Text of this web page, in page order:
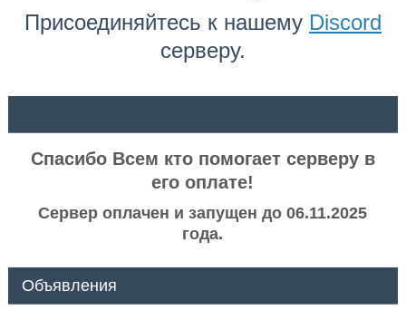
Присоединяйтесь к нашему Discord
серверу.
Спасибо Всем кто помогает серверу в
его оплате!
Сервер оплачен и запущен до 06.11.2025
года.
Объявления